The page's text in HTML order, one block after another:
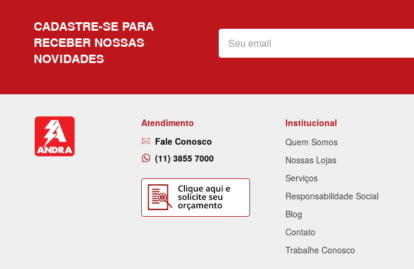
CADASTRE-SE PARA
RECEBER NOSSAS
NOVIDADES
Atendimento
Fale Conosco
(11) 3855 7000
Institucional
Quem Somos
Nossas Lojas
Serviços
Responsabilidade Social
Blog
Contato
Trabalhe Conosco